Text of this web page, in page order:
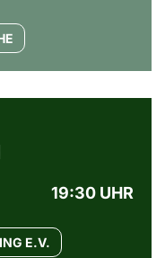
19:30 UHR
E.V.